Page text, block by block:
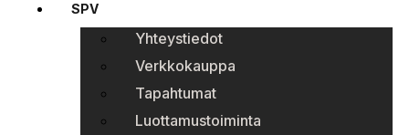
SPV
Yhteystiedot
Verkkokauppa
Tapahtumat
Luottamustoiminta